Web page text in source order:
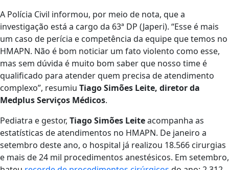
A Polícia Civil informou, por meio de nota, que a
investigação está a cargo da 63ª DP (Japeri). “Esse é mais
um caso de perícia e competência da equipe que temos no
HMAPN. Não é bom noticiar um fato violento como esse,
mas sem dúvida é muito bom saber que nosso time é
qualificado para atender quem precisa de atendimento
complexo”, resumiu Tiago Simões Leite, diretor da
Medplus Serviços Médicos.
Pediatra e gestor, Tiago Simões Leiteacompanha as
estatísticas de atendimentos no HMAPN. De janeiro a
setembro deste ano, o hospital já realizou 18.566 cirurgias
e mais de 24 mil procedimentos anestésicos. Em setembro,